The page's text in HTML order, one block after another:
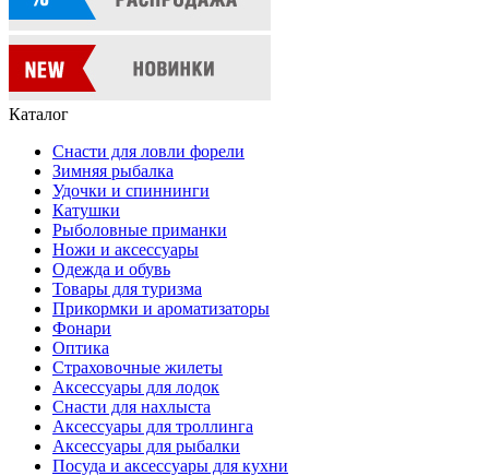
Каталог
Снасти для ловли форели
Зимняя рыбалка
Удочки и спиннинги
Катушки
Рыболовные приманки
Ножи и аксессуары
Одежда и обувь
Товары для туризма
Прикормки и ароматизаторы
Фонари
Оптика
Страховочные жилеты
Аксессуары для лодок
Снасти для нахлыста
Аксессуары для троллинга
Аксессуары для рыбалки
Посуда и аксессуары для кухни